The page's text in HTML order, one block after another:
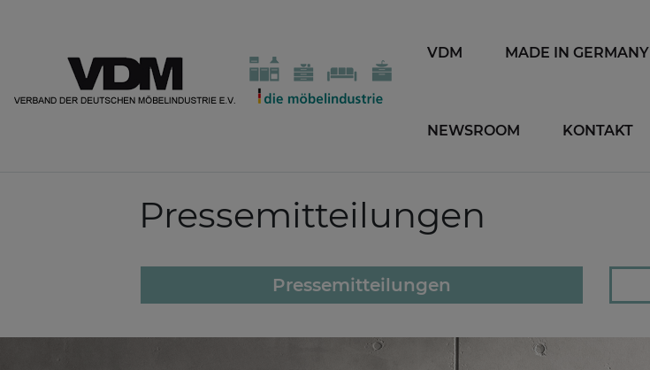
VDM MADE IN GERMANY
NEWSROOM KONTAKT
Pressemitteilungen
Pressemitteilungen